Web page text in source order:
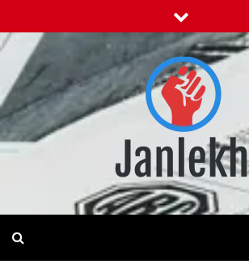
to
content
News for Public